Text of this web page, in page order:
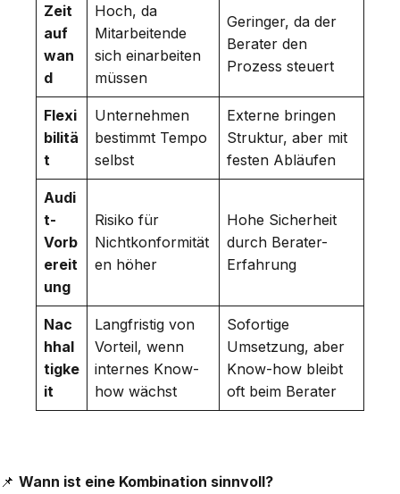
Zeit
auf
wan
d
Hoch, da
Mitarbeitende
sich einarbeiten
müssen
Geringer, da der
Berater den
Prozess steuert
Flexi
bilitä
t
Unternehmen
bestimmt Tempo
selbst
Externe bringen
Struktur, aber mit
festen Abläufen
Audi
t-
Vorb
ereit
ung
Risiko für
Nichtkonformität
en höher
Hohe Sicherheit
durch Berater-
Erfahrung
Nac
hhal
tigke
it
Langfristig von
Vorteil, wenn
internes Know-
how wächst
Sofortige
Umsetzung, aber
Know-how bleibt
oft beim Berater
📌 Wann ist eine Kombination sinnvoll?